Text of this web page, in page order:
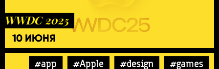
WWDC 2025
10 ИЮНЯ
#app #Apple #design #games